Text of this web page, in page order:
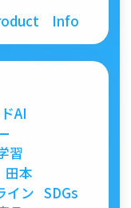
Info
AI
習
田本
イン SDGs